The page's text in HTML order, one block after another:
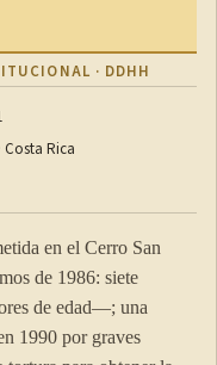
· DDHH
Costa Rica
en el Cerro San
de 1986: siete
de edad—; una
1990 por graves